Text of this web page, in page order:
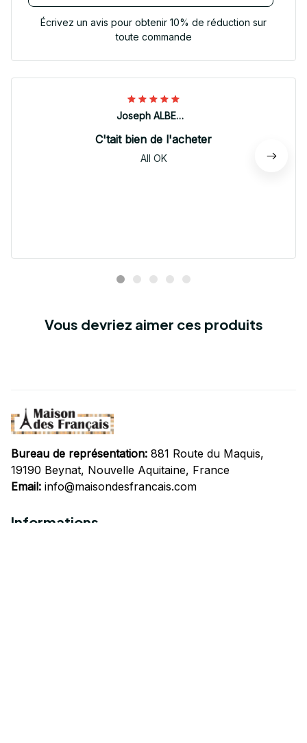
Écrivez un avis pour obtenir 10% de réduction sur
toute commande
Joseph ALBERTINI
C'tait bien de l'acheter
All OK
Vous devriez aimer ces produits
Bureau de représentation: 881 Route du Maquis,
19190 Beynat, Nouvelle Aquitaine, France
Email: info@maisondesfrancais.com
Informations